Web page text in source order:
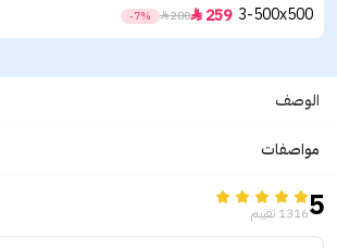
259

280

-7%
الوصف
مواصفات
51316 تقييم